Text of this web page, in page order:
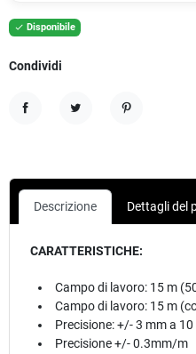
 Disponibile
Condividi
Descrizione Dettagli del
CARATTERISTICHE:
Campo di lavoro: 15 m
Campo di lavoro: 15 m
Precisione: +/- 3 mm a 10
Precisione +/- 0.3mm/m